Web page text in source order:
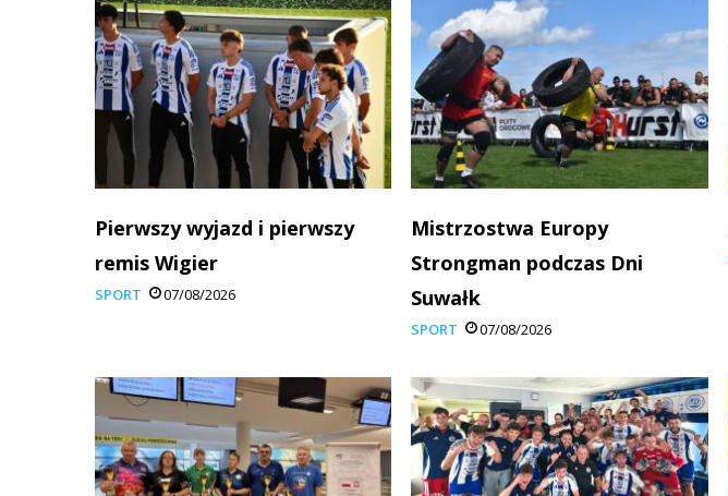
Pierwszy wyjazd i pierwszy
remis Wigier
SPORT 07/08/2026
Mistrzostwa Europy
Strongman podczas Dni
Suwałk
SPORT 07/08/2026